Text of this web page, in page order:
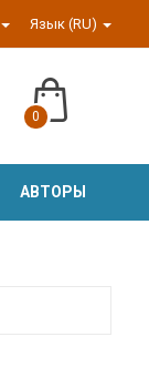
Язык (RU)
0
АВТОРЫ